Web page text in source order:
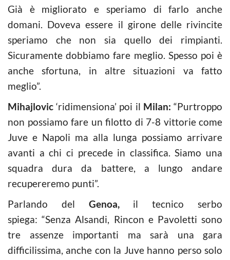
Già è migliorato e speriamo di farlo anche
domani. Doveva essere il girone delle rivincite
speriamo che non sia quello dei rimpianti.
Sicuramente dobbiamo fare meglio. Spesso poi è
anche sfortuna, in altre situazioni va fatto
meglio”.
Mihajlovic ‘ridimensiona’ poi il Milan: “Purtroppo
non possiamo fare un filotto di 7-8 vittorie come
Juve e Napoli ma alla lunga possiamo arrivare
avanti a chi ci precede in classifica. Siamo una
squadra dura da battere, a lungo andare
recupereremo punti”.
Parlando del Genoa,il tecnico serbo
spiega: “Senza Alsandi, Rincon e Pavoletti sono
tre assenze importanti ma sarà una gara
difficilissima, anche con la Juve hanno perso solo